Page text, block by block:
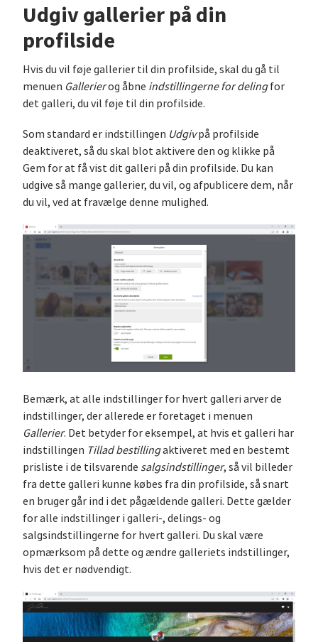
Udgiv gallerier på din
profilside
Hvis du vil føje gallerier til din profilside, skal du gå til
menuen Gallerierog åbne indstillingerne for delingfor
det galleri, du vil føje til din profilside.
Som standard er indstillingen Udgivpå profilside
deaktiveret, så du skal blot aktivere den og klikke på
Gem for at få vist dit galleri på din profilside. Du kan
udgive så mange gallerier, du vil, og afpublicere dem, når
du vil, ved at fravælge denne mulighed.
Bemærk, at alle indstillinger for hvert galleri arver de
indstillinger, der allerede er foretaget i menuen
Gallerier. Det betyder for eksempel, at hvis et galleri har
indstillingen Tillad bestillingaktiveret med en bestemt
prisliste i de tilsvarende salgsindstillinger, så vil billeder
fra dette galleri kunne købes fra din profilside, så snart
en bruger går ind i det pågældende galleri. Dette gælder
for alle indstillinger i galleri-, delings- og
salgsindstillingerne for hvert galleri. Du skal være
opmærksom på dette og ændre galleriets indstillinger,
hvis det er nødvendigt.